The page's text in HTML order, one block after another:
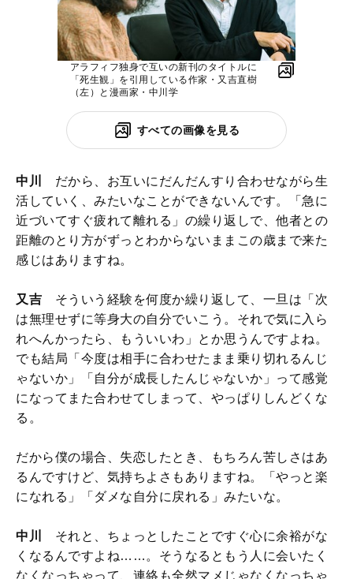
アラフィフ独身で互いの新刊のタイトルに
「死生観」を引用している作家・又吉直樹
（左）と漫画家・中川学
すべての画像を見る
中川 だから、お互いにだんだんすり合わせながら生
活していく、みたいなことができないんです。「急に
近づいてすぐ疲れて離れる」の繰り返しで、他者との
距離のとり方がずっとわからないままこの歳まで来た
感じはありますね。
又吉 そういう経験を何度か繰り返して、一旦は「次
は無理せずに等身大の自分でいこう。それで気に入ら
れへんかったら、もういいわ」とか思うんですよね。
でも結局「今度は相手に合わせたまま乗り切れるんじ
ゃないか」「自分が成長したんじゃないか」って感覚
になってまた合わせてしまって、やっぱりしんどくな
る。
だから僕の場合、失恋したとき、もちろん苦しさはあ
るんですけど、気持ちよさもありますね。「やっと楽
になれる」「ダメな自分に戻れる」みたいな。
中川 それと、ちょっとしたことですぐ心に余裕がな
くなるんですよね……。そうなるともう人に会いたく
なくなっちゃって、連絡も全然マメじゃなくなっちゃ